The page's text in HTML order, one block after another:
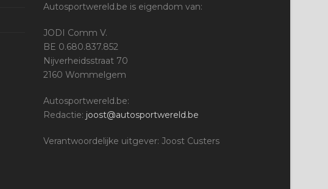
Autosportwereld.be is eigendom van:
JODI Comm V.
BE 0.680.837.852
Nijverheidsstraat 70
2160 Wommelgem
Autosportwereld.be:
Redactie: joost@autosportwereld.be
Verantwoordelijke uitgever: Joost Custers